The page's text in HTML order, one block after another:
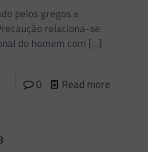
pelos gregos e
relaciona-se
do homem com […]
0 Read more